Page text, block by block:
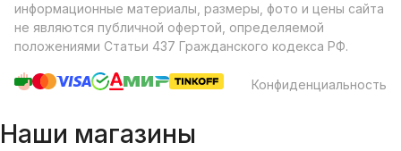
информационные материалы, размеры, фото и цены сайта
не являются публичной офертой, определяемой
положениями Статьи 437 Гражданского кодекса РФ.
Конфиденциальность
Наши магазины